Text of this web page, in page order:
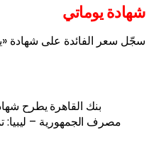
شهادة يوماتي
سجّل سعر الفائدة على شهادة
بنك القاهرة يطرح شهادة 3 سنوات بفائدة
مصرف الجمهورية – ليبيا: